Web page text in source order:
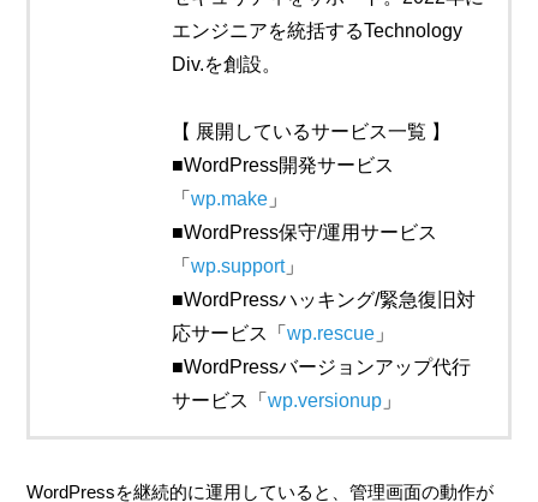
エンジニアを統括するTechnology
Div.を創設。
【 展開しているサービス一覧 】
■WordPress開発サービス
「wp.make 」
■WordPress保守/運用サービス
「wp.support」
■WordPressハッキング/緊急復旧対
応サービス「wp.rescue 」
■WordPressバージョンアップ代行
サービス「wp.versionup 」
WordPressを継続的に運用していると、管理画面の動作が